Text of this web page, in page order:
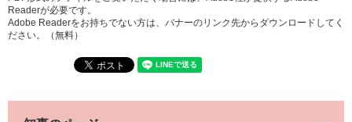
Readerが必要です。
Adobe Readerをお持ちでない方は、バナーのリンク先からダウンロードしてく
ださい。（無料）